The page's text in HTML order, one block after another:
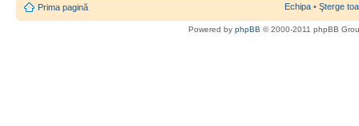
Prima pagină Echipa • Şterge
Powered by phpBB © 2000-2011 phpBB